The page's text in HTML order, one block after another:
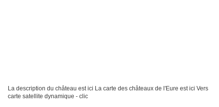
La description du château est ici La carte des châteaux de l'Eure est ici Vers
carte satellite dynamique - clic